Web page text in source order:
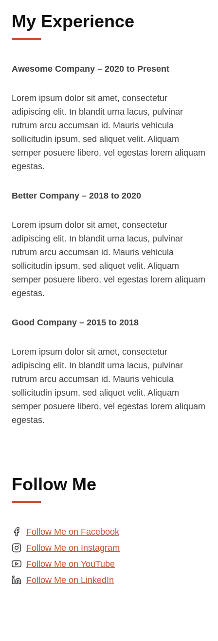
My Experience
Awesome Company – 2020 to Present
Lorem ipsum dolor sit amet, consectetur
adipiscing elit. In blandit urna lacus, pulvinar
rutrum arcu accumsan id. Mauris vehicula
sollicitudin ipsum, sed aliquet velit. Aliquam
semper posuere libero, vel egestas lorem aliquam
egestas.
Better Company – 2018 to 2020
Lorem ipsum dolor sit amet, consectetur
adipiscing elit. In blandit urna lacus, pulvinar
rutrum arcu accumsan id. Mauris vehicula
sollicitudin ipsum, sed aliquet velit. Aliquam
semper posuere libero, vel egestas lorem aliquam
egestas.
Good Company – 2015 to 2018
Lorem ipsum dolor sit amet, consectetur
adipiscing elit. In blandit urna lacus, pulvinar
rutrum arcu accumsan id. Mauris vehicula
sollicitudin ipsum, sed aliquet velit. Aliquam
semper posuere libero, vel egestas lorem aliquam
egestas.
Follow Me
Follow Me on Facebook
Follow Me on Instagram
Follow Me on YouTube
Follow Me on LinkedIn